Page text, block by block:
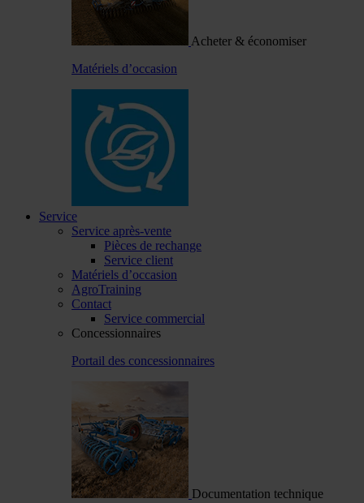
Acheter & économiser
Matériels d’occasion
Service
Service après-vente
Pièces de rechange
Service client
Matériels d’occasion
AgroTraining
Contact
Service commercial
Concessionnaires
Portail des concessionnaires
Documentation technique